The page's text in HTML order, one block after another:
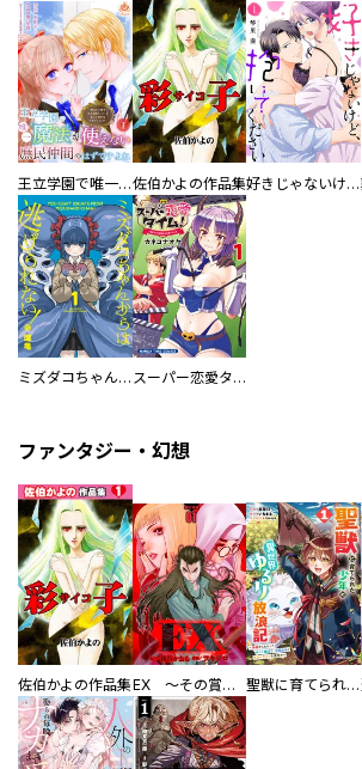
王立学園で唯一魔法が使えない庶民仲間のはずですよね～実は王子様で私を溺愛しているなんて告白はやめてください～佐伯かよの作品集 好きじゃないけど、抱いてください【電子単行本版／特典おまけ付き】
ミズダコちゃんからは逃げられない！ スーパー恋愛タイム！～現場でドＳな彼女は自宅でデレる～
ファンタジー・幻想
佐伯かよの作品集 EX ～その賞金稼ぎは、世界の出口を探す～【単行本版】 聖獣に育てられた少年の異世界ゆるり放浪記～神様からもらったチート魔法で、仲間たちとスローライフを満喫中～